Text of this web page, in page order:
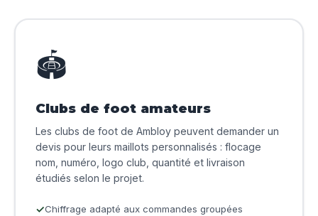
🏟️
Clubs de foot amateurs
Les clubs de foot de Ambloy peuvent demander un
devis pour leurs maillots personnalisés : flocage
nom, numéro, logo club, quantité et livraison
étudiés selon le projet.
Chiffrage adapté aux commandes groupées